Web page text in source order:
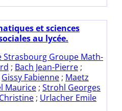
et sciences
au lycée.
Strasbourg Groupe Math-
; Bach Jean-Pierre ;
Gissy Fabienne ; Maetz
Maurice ; Strohl Georges
; Urlacher Emile